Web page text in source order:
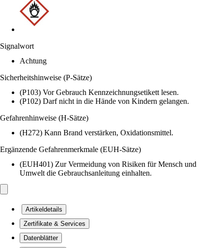
Signalwort
Achtung
Sicherheitshinweise (P-Sätze)
(P103) Vor Gebrauch Kennzeichnungsetikett lesen.
(P102) Darf nicht in die Hände von Kindern gelangen.
Gefahrenhinweise (H-Sätze)
(H272) Kann Brand verstärken, Oxidationsmittel.
Ergänzende Gefahrenmerkmale (EUH-Sätze)
(EUH401) Zur Vermeidung von Risiken für Mensch und
Umwelt die Gebrauchsanleitung einhalten.
Artikeldetails
Zertifikate & Services
Datenblätter